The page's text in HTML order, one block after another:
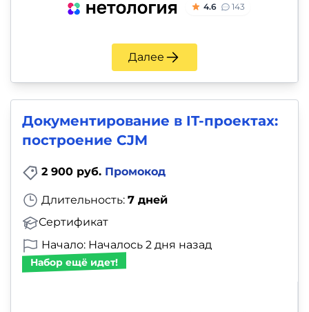
4.6 143
Далее
Документирование в IT-проектах:
построение CJM
2 900 руб. Промокод
Длительность: 7 дней
Сертификат
Начало: Началось 2 дня назад
Набор ещё идет!